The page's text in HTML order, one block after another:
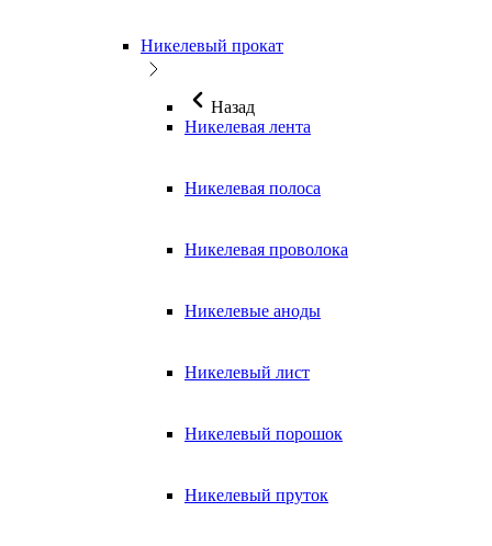
Никелевый прокат
Назад
Никелевая лента
Никелевая полоса
Никелевая проволока
Никелевые аноды
Никелевый лист
Никелевый порошок
Никелевый пруток